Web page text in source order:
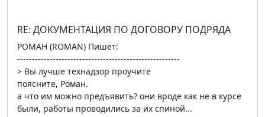
RE: ДОКУМЕНТАЦИЯ ПО ДОГОВОРУ ПОДРЯДА
РОМАН (ROMAN) Пишет:
-------------------------------------------------------
> Вы лучше технадзор проучите
поясните, Роман.
а что им можно предъявить? они вроде как не в курсе
были, работы проводились за их спиной...